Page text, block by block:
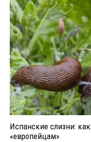
Испанские слизни:
«европейцам»